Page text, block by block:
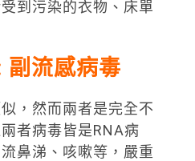
到污染的衣物、床單
副流感病毒
，然而兩者是完全不
者病毒皆是RNA病
鼻涕、咳嗽等，嚴重